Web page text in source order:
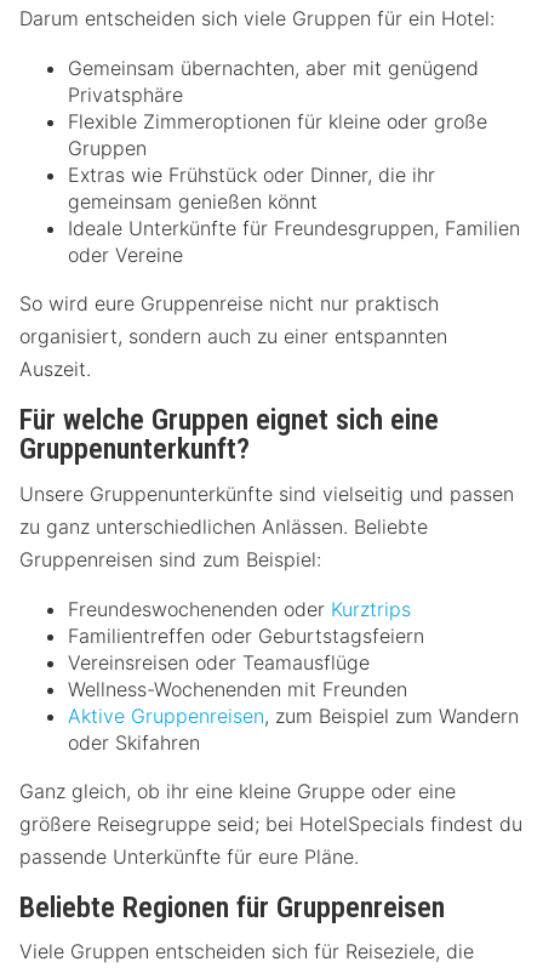
Darum entscheiden sich viele Gruppen für ein Hotel:
Gemeinsam übernachten, aber mit genügend
Privatsphäre
Flexible Zimmeroptionen für kleine oder große
Gruppen
Extras wie Frühstück oder Dinner, die ihr
gemeinsam genießen könnt
Ideale Unterkünfte für Freundesgruppen, Familien
oder Vereine
So wird eure Gruppenreise nicht nur praktisch
organisiert, sondern auch zu einer entspannten
Auszeit.
Für welche Gruppen eignet sich eine
Gruppenunterkunft?
Unsere Gruppenunterkünfte sind vielseitig und passen
zu ganz unterschiedlichen Anlässen. Beliebte
Gruppenreisen sind zum Beispiel:
Freundeswochenenden oder Kurztrips
Familientreffen oder Geburtstagsfeiern
Vereinsreisen oder Teamausflüge
Wellness-Wochenenden mit Freunden
Aktive Gruppenreisen, zum Beispiel zum Wandern
oder Skifahren
Ganz gleich, ob ihr eine kleine Gruppe oder eine
größere Reisegruppe seid; bei HotelSpecials findest du
passende Unterkünfte für eure Pläne.
Beliebte Regionen für Gruppenreisen
Viele Gruppen entscheiden sich für Reiseziele, die